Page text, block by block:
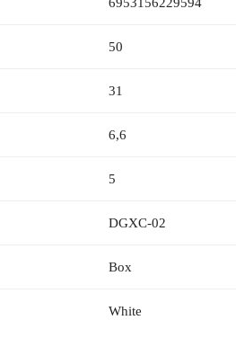
50
31
6,6
5
DGXC-02
Box
White